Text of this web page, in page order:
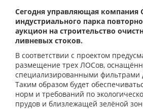
Сегодня управляющая компания
индустриального парка
аукцион на строительство
ливневых стоков.
В соответствии с проектом
размещение трех ЛОСов,
специализированными фильтрами
Таким образом будет
норм и требований по
прудов и близлежащей зелёной